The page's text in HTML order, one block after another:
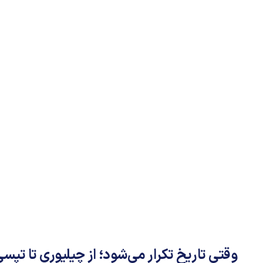
وقتی تاریخ تکرار می‌شود؛ از چیلیوری تا